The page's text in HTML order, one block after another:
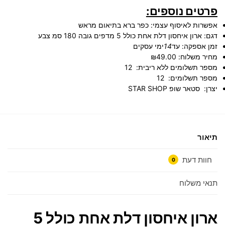
פרטים נוספים:
אפשרות לאיסוף עצמי: כפר ברא בתיאום מראש
דגם: ארון איחסון דלת אחת כולל 5 מדפים גובה 180 סמ צבע
זמן אספקה: עד14ימי עסקים
מחיר משלוח: ₪49.00
מספר תשלומים ללא ריבית: 12
מספר תשלומים: 12
יצרן: סטאר שופ STAR SHOP
תיאור
חוות דעת 0
תנאי משלוח
ארון איחסון דלת אחת כולל 5